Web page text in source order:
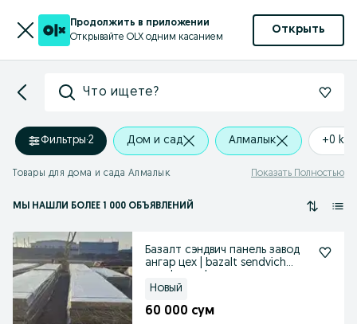
Продолжить в приложении
Открывайте OLX одним касанием
Открыть
Что ищете?
Фильтры·2 Дом и сад Алмалык +0 km
Товары для дома и сада Алмалык Показать Полностью
МЫ НАШЛИ БОЛЕЕ 1 000 ОБЪЯВЛЕНИЙ
Базалт сэндвич панель завод
ангар цех | bazalt sendvich
Новый
60 000 сум